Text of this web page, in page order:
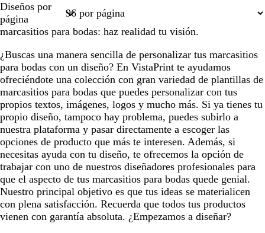
12
Diseños por
página
marcasitios para bodas: haz realidad tu visión.
¿Buscas una manera sencilla de personalizar tus marcasitios
para bodas con un diseño? En VistaPrint te ayudamos
ofreciéndote una colección con gran variedad de plantillas de
marcasitios para bodas que puedes personalizar con tus
propios textos, imágenes, logos y mucho más. Si ya tienes tu
propio diseño, tampoco hay problema, puedes subirlo a
nuestra plataforma y pasar directamente a escoger las
opciones de producto que más te interesen. Además, si
necesitas ayuda con tu diseño, te ofrecemos la opción de
trabajar con uno de nuestros diseñadores profesionales para
que el aspecto de tus marcasitios para bodas quede genial.
Nuestro principal objetivo es que tus ideas se materialicen
con plena satisfacción. Recuerda que todos tus productos
vienen con garantía absoluta. ¿Empezamos a diseñar?